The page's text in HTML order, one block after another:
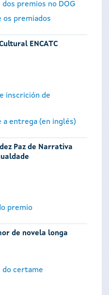
premios no DOG
os premiados
ENCATC
inscrición de
a entrega (en inglés)
Paz de Narrativa
premio
de novela longa
do certame